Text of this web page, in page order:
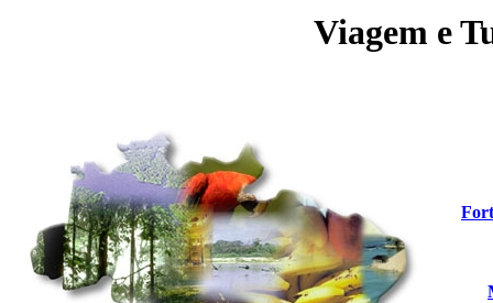
Viagem e